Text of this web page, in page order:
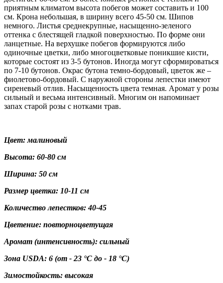
приятным климатом высота побегов может составить и 100
см. Крона небольшая, в ширину всего 45-50 см. Шипов
немного. Листья среднекрупные, насыщенно-зеленого
оттенка с блестящей гладкой поверхностью. По форме они
ланцетные. На верхушке побегов формируются либо
одиночные цветки, либо многоцветковые поникшие кисти,
которые состоят из 3-5 бутонов. Иногда могут сформироваться
по 7-10 бутонов. Окрас бутона темно-бордовый, цветок же –
фиолетово-бордовый. С наружной стороны лепестки имеют
сиреневый отлив. Насыщенность цвета темная. Аромат у розы
сильный и весьма интенсивный. Многим он напоминает
запах старой розы с нотками трав.
Цвет: малиновый
Высота: 60-80 см
Ширина: 50 см
Размер цветка: 10-11 см
Количество лепестков: 40-45
Цветение: повторноцветущая
Аромат (интенсивность): сильный
Зона USDA: 6 (от - 23 °C до - 18 °C)
Зимостойкость: высокая